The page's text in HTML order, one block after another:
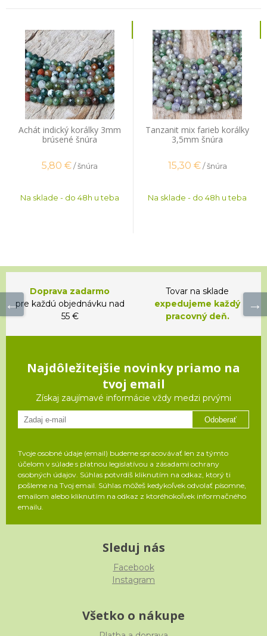
Achát indický korálky 3mm
brúsené šnúra
5,80 € / šnúra
Na sklade - do 48h u teba
Tanzanit mix farieb korálky
3,5mm šnúra
15,30 € / šnúra
Na sklade - do 48h u teba
Doprava zadarmo
pre každú objednávku nad
55 €
Tovar na sklade
expedujeme každý
pracovný deň.
Najdôležitejšie novinky priamo na
tvoj email
Získaj zaujímavé informácie vždy medzi prvými
Odoberať
Tvoje osobné údaje (email) budeme spracovávať len za týmto
účelom v súlade s platnou legislatívou a zásadami ochrany
osobných údajov. Súhlas potvrdíš kliknutím na odkaz, ktorý ti
pošleme na Tvoj email. Súhlas môžeš kedykoľvek odvolať písomne,
emailom alebo kliknutím na odkaz z ktoréhokoľvek informačného
emailu.
Sleduj nás
Facebook
Instagram
Všetko o nákupe